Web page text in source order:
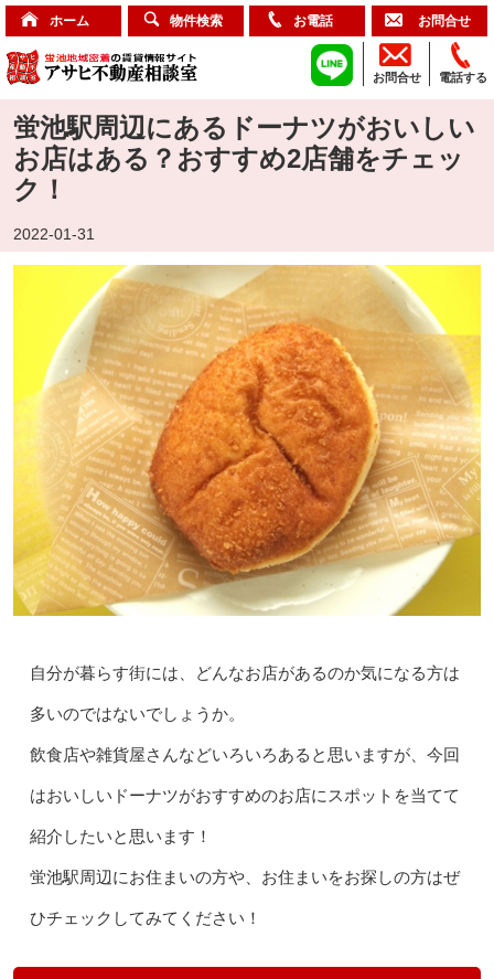
ホーム 物件検索 お電話 お問合せ
電話する
お問合せ
蛍池駅周辺にあるドーナツがおいしい
お店はある？おすすめ2店舗をチェッ
ク！
2022-01-31
自分が暮らす街には、どんなお店があるのか気になる方は
多いのではないでしょうか。
飲食店や雑貨屋さんなどいろいろあると思いますが、今回
はおいしいドーナツがおすすめのお店にスポットを当てて
紹介したいと思います！
蛍池駅周辺にお住まいの方や、お住まいをお探しの方はぜ
ひチェックしてみてください！